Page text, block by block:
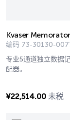
Kvaser
编码 73-30130-
专业5通道独立数据
配器。
¥22,514.00 未税